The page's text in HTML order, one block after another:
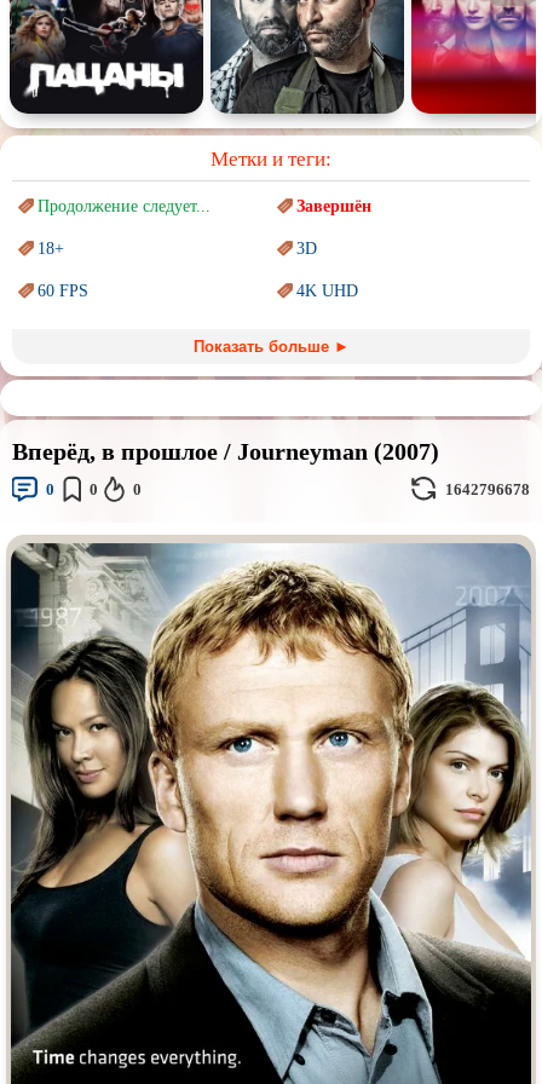
Метки и теги:
Продолжение следует... Завершён
18+ 3D
60 FPS 4K UHD
Marvel PIXAR
Sci-Fi (Научнаяфантастика) Trash (трэш) movies
Авангард иСюрреализм Ангелы и Демоны
Аниме
Врачи Гении
Дорамы Индийское кино
Киберпанк Коллекция
Комикс Маги и Волшебники
Наркотики Новогодние
Основанное нареальных
событиях
Параллельные миры
ПереводГоблина ПереводКубик в Кубе
ПереводКураж-Бамбей Пеплум
Подростковая жестокость Постапокалипсис
Про акул
Про апокалипсис Про богов
Про богатых Про вампиров
Про ведьм Про викингов
Показать больше ►
Вперёд, в прошлое / Journeyman (2007)
0 0 0 1642796678